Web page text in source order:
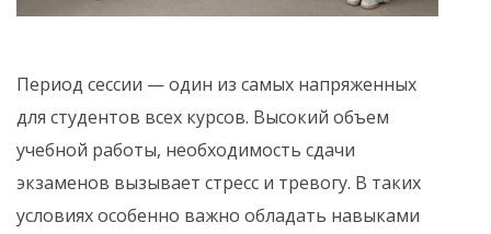
Период сессии — один из самых напряженных
для студентов всех курсов. Высокий объем
учебной работы, необходимость сдачи
экзаменов вызывает стресс и тревогу. В таких
условиях особенно важно обладать навыками